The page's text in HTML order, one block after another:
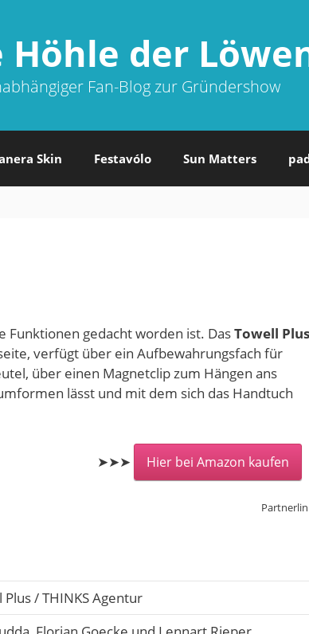
Höhle der
Fan-Blog zur Gründershow
Skin Festavólo Sun Matters
Funktionen gedacht worden ist. DasTowell Plus
verfügt über ein Aufbewahrungsfach für
über einen Magnetclip zum Hängen ans
lässt und mit dem sich das Handtuch
➤➤➤ Hier bei Amazon kaufen
Plus / THINKS Agentur